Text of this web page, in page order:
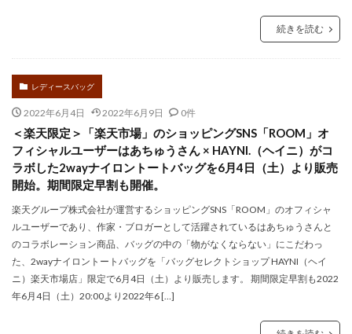
続きを読む
レディースバッグ
2022年6月4日 2022年6月9日 0件
＜楽天限定＞「楽天市場」のショッピングSNS「ROOM」オ
フィシャルユーザーはあちゅうさん × HAYNI.（ヘイニ）がコ
ラボした2wayナイロントートバッグを6⽉4⽇（⼟）より販売
開始。期間限定早割も開催。
楽天グループ株式会社が運営するショッピングSNS「ROOM」のオフィシャ
ルユーザーであり、作家・ブロガーとして活躍されているはあちゅうさんと
のコラボレーション商品、バッグの中の「物がなくならない」にこだわっ
た、2wayナイロントートバッグを「バッグセレクトショップ HAYNI（ヘイ
ニ）楽天市場店」限定で6⽉4⽇（⼟）より販売します。 期間限定早割も2022
年6⽉4⽇（土）20:00より2022年6 […]